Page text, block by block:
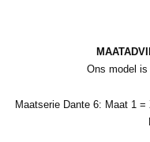
Ons model
Maatserie Dante 6: Maat 1